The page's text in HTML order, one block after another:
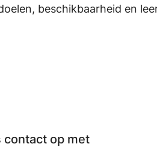
beschikbaarheid en
contact op met